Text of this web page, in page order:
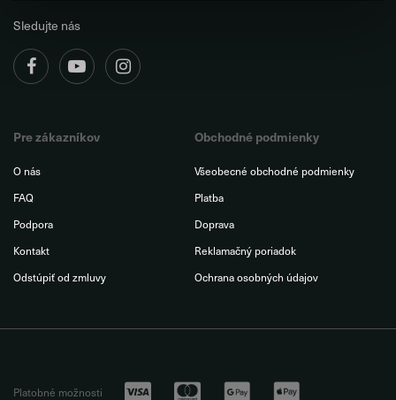
Sledujte nás
Pre zákazníkov
O nás
FAQ
Podpora
Kontakt
Odstúpiť od zmluvy
Obchodné podmienky
Všeobecné obchodné podmienky
Platba
Doprava
Reklamačný poriadok
Ochrana osobných údajov
Platobné možnosti